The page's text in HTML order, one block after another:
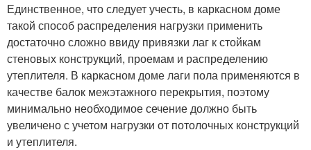
Единственное, что следует учесть, в каркасном доме
такой способ распределения нагрузки применить
достаточно сложно ввиду привязки лаг к стойкам
стеновых конструкций, проемам и распределению
утеплителя. В каркасном доме лаги пола применяются в
качестве балок межэтажного перекрытия, поэтому
минимально необходимое сечение должно быть
увеличено с учетом нагрузки от потолочных конструкций
и утеплителя.